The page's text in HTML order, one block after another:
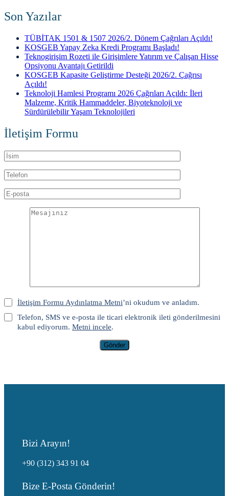
Son Yazılar
TÜBİTAK 1501 & 1507 2026/2. Dönem Çağrıları Açıldı!
KOSGEB Yapay Zeka Kredi Programı Başladı!
Teknogirişim Rozeti ile Girişimlere Yatırım ve Çalışan Hisse
Opsiyonu Avantajı Getirildi
KOSGEB Kapasite Geliştirme Desteği 2026/2. Çağrısı
Açıldı!
Teknoloji Hamlesi Programı 2026 Çağrıları Açıldı: İleri
Malzeme, Kritik Hammaddeler, Biyoteknoloji ve
Sürdürülebilir Yaşam Teknolojileri
İletişim Formu
İletişim Formu Aydınlatma Metni’ni okudum ve anladım.
Telefon, SMS ve e-posta ile ticari elektronik ileti gönderilmesini
kabul ediyorum. Metni incele.
Gönder
Bizi Arayın!
+90 (312) 343 91 04
Bize E-Posta Gönderin!